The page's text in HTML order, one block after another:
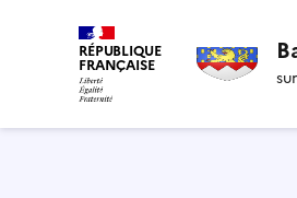
RÉPUBLIQUE
FRANÇAISE